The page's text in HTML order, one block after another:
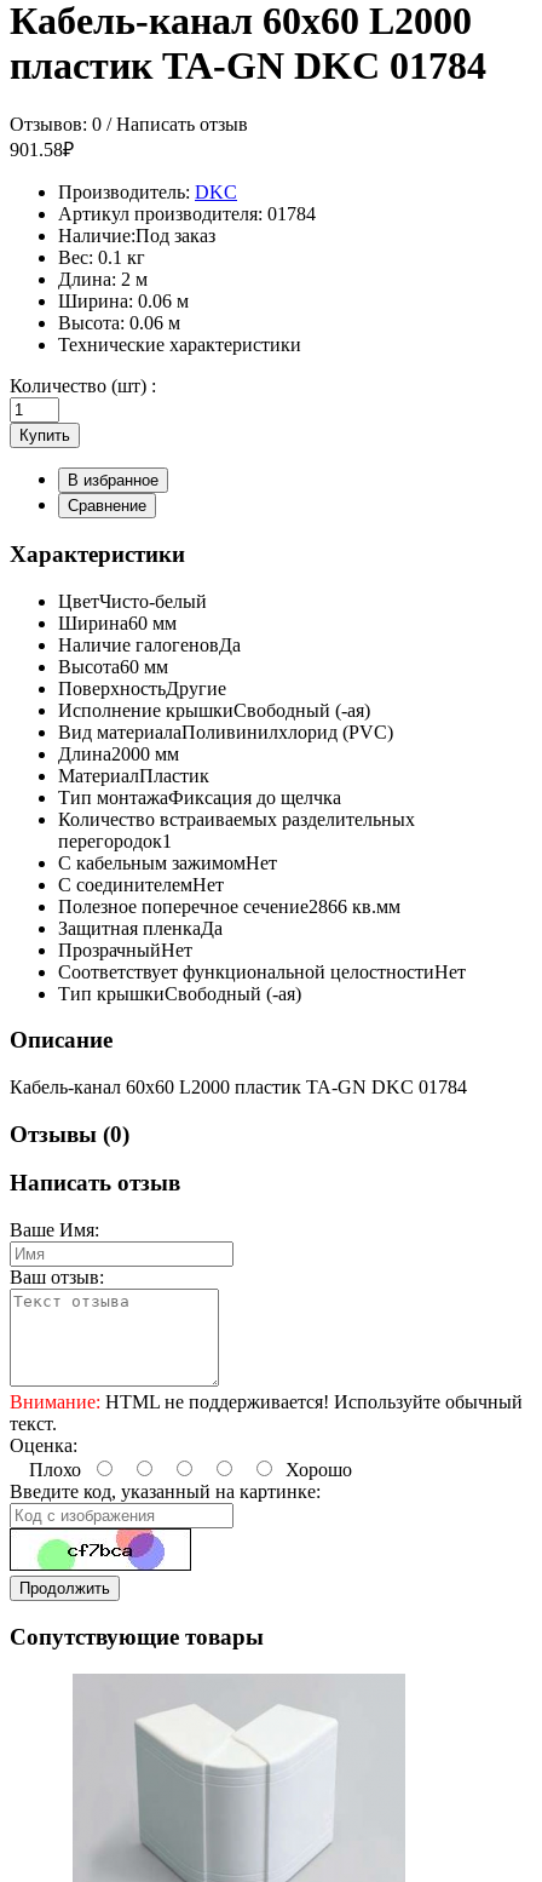
Кабель-канал 60х60 L2000
пластик TA-GN DKC 01784
Отзывов: 0 /Написать отзыв
901.58₽
Производитель: DKC
Артикул производителя: 01784
Наличие:Под заказ
Вес: 0.1 кг
Длина: 2 м
Ширина: 0.06 м
Высота: 0.06 м
Технические характеристики
Количество (шт) :
Купить
В избранное
Сравнение
Характеристики
ЦветЧисто-белый
Ширина60 мм
Наличие галогеновДа
Высота60 мм
ПоверхностьДругие
Исполнение крышкиСвободный (-ая)
Вид материалаПоливинилхлорид (PVC)
Длина2000 мм
МатериалПластик
Тип монтажаФиксация до щелчка
Количество встраиваемых разделительных
перегородок1
С кабельным зажимомНет
С соединителемНет
Полезное поперечное сечение2866 кв.мм
Защитная пленкаДа
ПрозрачныйНет
Соответствует функциональной целостностиНет
Тип крышкиСвободный (-ая)
Описание
Кабель-канал 60х60 L2000 пластик TA-GN DKC 01784
Отзывы (0)
Написать отзыв
Ваше Имя:
Ваш отзыв:
Внимание: HTML не поддерживается! Используйте обычный
текст.
Оценка:
Плохо
Хорошо
Введите код, указанный на картинке:
Продолжить
Сопутствующие товары